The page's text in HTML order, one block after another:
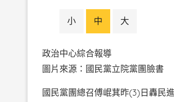
小 中 大
政治中心綜合報導
圖片來源：國民黨
國民黨團總召傅崐萁昨(3)日轟民